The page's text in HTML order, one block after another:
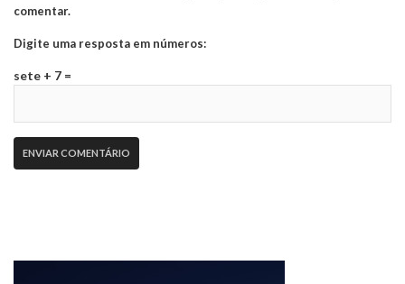
comentar.
Digite uma resposta em números:
sete + 7 =